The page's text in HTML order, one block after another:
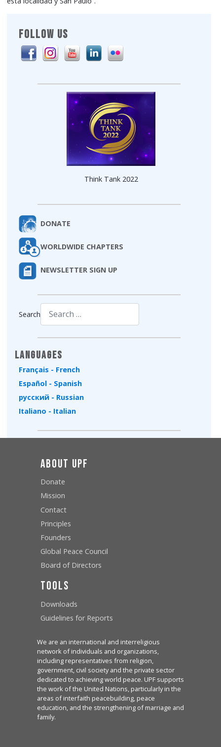
FOLLOW US
Think Tank 2022
DONATE
WORLDWIDE CHAPTERS
NEWSLETTER SIGN UP
Search
Languages
Français - French
Español - Spanish
русский - Russian
Italiano - Italian
About UPF
Donate
Mission
Contact
Principles
Founders
Global Peace Council
Board of Directors
Tools
Downloads
Guidelines for Reports
We are an international and interreligious
network of individuals and organizations,
including representatives from religion,
government, civil society and the private sector
dedicated to achieving world peace. UPF supports
the work of the United Nations, particularly in the
areas of interfaith peacebuilding, peace
education, and the strengthening of marriage and
family.